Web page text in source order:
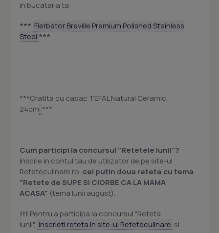
in bucataria ta:
*** Fierbator Breville Premium Polished Stainless
Steel ***
***Cratita cu capac TEFAL Natural Ceramic,
24cm ***
Cum participi la concursul "Retetele lunii"?
Inscrie in contul tau de utilizator de pe site-ul
Reteteculinare.ro, cel putin doua retete cu tema
"Retete de SUPE SI CIORBE CA LA MAMA
ACASA" (tema lunii august).
!!! Pentru a participa la concursul "Reteta
lunii", inscrieti reteta in site-ul Reteteculinare si